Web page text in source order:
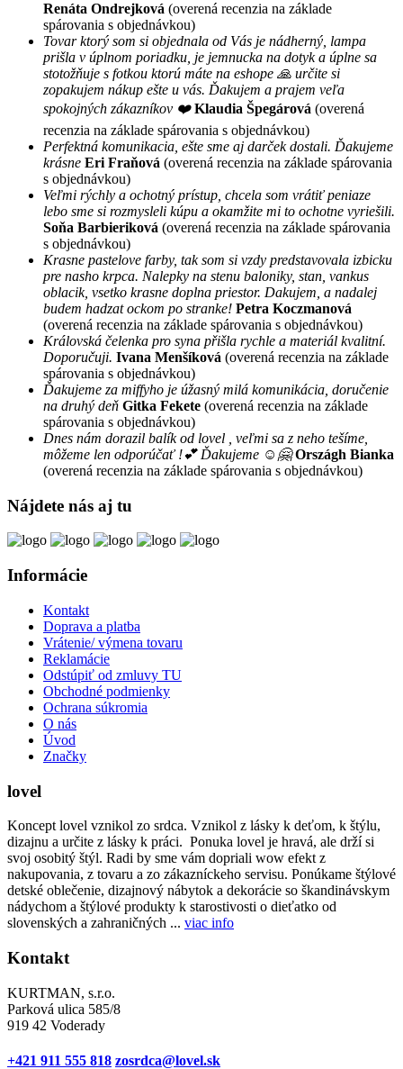
Renáta Ondrejková (overená recenzia na základe
spárovania s objednávkou)
Tovar ktorý som si objednala od Vás je nádherný, lampa
prišla v úplnom poriadku, je jemnucka na dotyk a úplne sa
stotožňuje s fotkou ktorú máte na eshope 🙏 určite si
zopakujem nákup ešte u vás. Ďakujem a prajem veľa
spokojných zákazníkov ❤️ Klaudia Špegárová (overená
recenzia na základe spárovania s objednávkou)
Perfektná komunikacia, ešte sme aj darček dostali. Ďakujeme
krásne Eri Fraňová (overená recenzia na základe spárovania
s objednávkou)
Veľmi rýchly a ochotný prístup, chcela som vrátiť peniaze
lebo sme si rozmysleli kúpu a okamžite mi to ochotne vyriešili.
Soňa Barbieriková (overená recenzia na základe spárovania
s objednávkou)
Krasne pastelove farby, tak som si vzdy predstavovala izbicku
pre nasho krpca. Nalepky na stenu baloniky, stan, vankus
oblacik, vsetko krasne doplna priestor. Dakujem, a nadalej
budem hadzat ockom po stranke! Petra Koczmanová
(overená recenzia na základe spárovania s objednávkou)
Královská čelenka pro syna přišla rychle a materiál kvalitní.
Doporučuji. Ivana Menšíková (overená recenzia na základe
spárovania s objednávkou)
Ďakujeme za miffyho je úžasný milá komunikácia, doručenie
na druhý deň Gitka Fekete (overená recenzia na základe
spárovania s objednávkou)
Dnes nám dorazil balík od lovel , veľmi sa z neho tešíme,
môžeme len odporúčať !💕 Ďakujeme ☺️🤗 Országh Bianka
(overená recenzia na základe spárovania s objednávkou)
Nájdete nás aj tu
Informácie
Kontakt
Doprava a platba
Vrátenie/ výmena tovaru
Reklamácie
Odstúpiť od zmluvy TU
Obchodné podmienky
Ochrana súkromia
O nás
Úvod
Značky
lovel
Koncept lovel vznikol zo srdca. Vznikol z lásky k deťom, k štýlu,
dizajnu a určite z lásky k práci. Ponuka lovel je hravá, ale drží si
svoj osobitý štýl. Radi by sme vám dopriali wow efekt z
nakupovania, z tovaru a zo zákazníckeho servisu. Ponúkame štýlové
detské oblečenie, dizajnový nábytok a dekorácie so škandinávskym
nádychom a štýlové produkty k starostivosti o dieťatko od
slovenských a zahraničných ... viac info
Kontakt
KURTMAN, s.r.o.
Parková ulica 585/8
919 42 Voderady
+421 911 555 818 zosrdca@lovel.sk